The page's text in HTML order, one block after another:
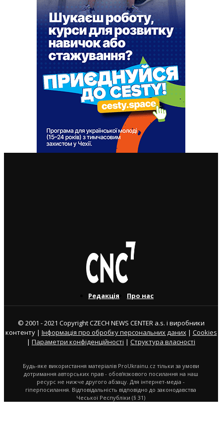
Редакція Про нас
© 2001 - 2021 Copyright CZECH NEWS CENTER a.s. і виробники
контенту | Інформація про обробку персональних даних| Cookies
| Параметри конфіденційності | Структура власності
Будь-яке використання матеріалів ProUkrainu.cz тільки за умови
дотримання авторських прав - обов'язкового посилання на наш
ресурс не нижче другого абзацу. Для інтернет-медіа -
гіперпосилання. Відповідальність відповідно до законодавства
Чеської Республіки (§ 31)